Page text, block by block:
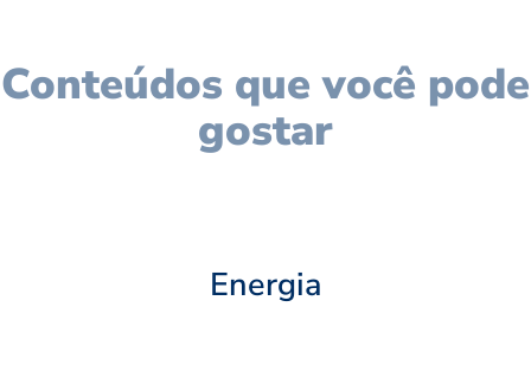
Conteúdos que você pode
gostar
Energia